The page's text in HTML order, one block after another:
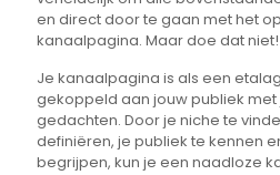
en direct door te gaan met het
kanaalpagina. Maar doe dat niet!
Je kanaalpagina is als een
gekoppeld aan jouw publiek met
gedachten. Door je niche te
definiëren, je publiek te kennen
begrijpen, kun je een naadloze